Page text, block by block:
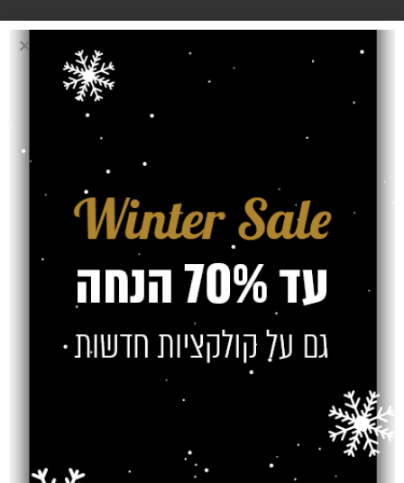
עובי שטיח 7 מ"מ
אחריות
משלוח
צרו קשר
מוצרים קשורים
SOLD OUT